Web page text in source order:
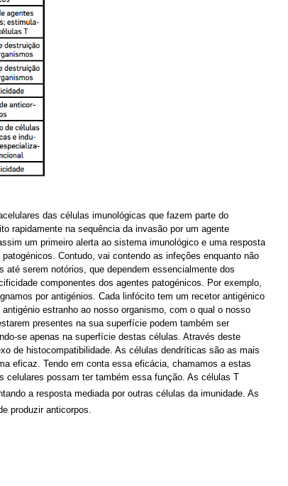
das células imunológicas que fazem parte do
rapidamente na sequência da invasão por um agente
um primeiro alerta ao sistema imunológico e uma resposta
Contudo, vai contendo as infeções enquanto não
serem notórios, que dependem essencialmente dos
componentes dos agentes patogénicos. Por exemplo,
por antigénios. Cada linfócito tem um recetor antigénico
estranho ao nosso organismo, com o qual o nosso
presentes na sua superfície podem também ser
se apenas na superfície destas células. Através deste
de histocompatibilidade. As células dendríticas são as mais
eficaz. Tendo em conta essa eficácia, chamamos a estas
celulares possam ter também essa função. As células T
a resposta mediada por outras células da imunidade. As
produzir anticorpos.